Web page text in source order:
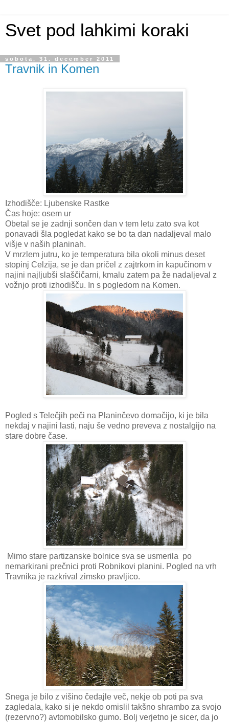
Svet pod lahkimi koraki
sobota, 31. december 2011
Travnik in Komen
Izhodišče: Ljubenske Rastke
Čas hoje: osem ur
Obetal se je zadnji sončen dan v tem letu zato sva kot
ponavadi šla pogledat kako se bo ta dan nadaljeval malo
višje v naših planinah.
V mrzlem jutru, ko je temperatura bila okoli minus deset
stopinj Celzija, se je dan pričel z zajtrkom in kapučinom v
najini najljubši slaščičarni, kmalu zatem pa že nadaljeval z
vožnjo proti izhodišču. In s pogledom na Komen.
Pogled s Telečjih peči na Planinčevo domačijo, ki je bila
nekdaj v najini lasti, naju še vedno preveva z nostalgijo na
stare dobre čase.
Mimo stare partizanske bolnice sva se usmerila po
nemarkirani prečnici proti Robnikovi planini. Pogled na vrh
Travnika je razkrival zimsko pravljico.
Snega je bilo z višino čedajle več, nekje ob poti pa sva
zagledala, kako si je nekdo omislil takšno shrambo za svojo
(rezervno?) avtomobilsko gumo. Bolj verjetno je sicer, da jo